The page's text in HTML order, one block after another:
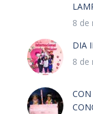
8 de
DIA
8 de
CON